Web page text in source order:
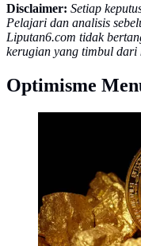
Disclaimer: Setiap
Pelajari dan analisis
Liputan6.com tidak
kerugian yang timbul dari
Optimisme
Ilustrasi Bitcoin